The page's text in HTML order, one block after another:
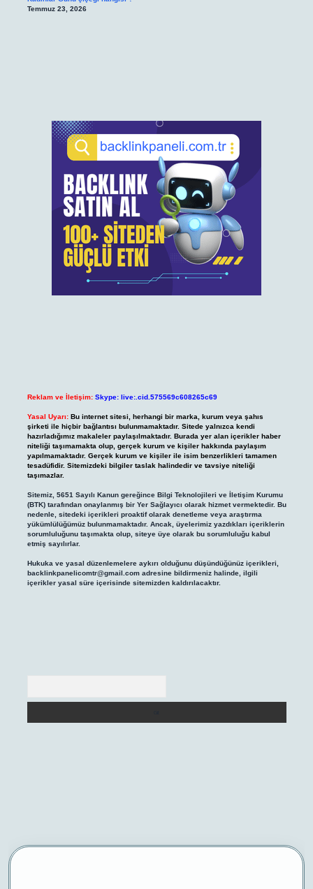
Temmuz 23, 2026
Reklam ve İletişim: Skype: live:.cid.575569c608265c69
Yasal Uyarı: Bu internet sitesi, herhangi bir marka, kurum veya şahıs
şirketi ile hiçbir bağlantısı bulunmamaktadır. Sitede yalnızca kendi
hazırladığımız makaleler paylaşılmaktadır. Burada yer alan içerikler haber
niteliği taşımamakta olup, gerçek kurum ve kişiler hakkında paylaşım
yapılmamaktadır. Gerçek kurum ve kişiler ile isim benzerlikleri tamamen
tesadüfidir. Sitemizdeki bilgiler taslak halindedir ve tavsiye niteliği
taşımazlar.
Sitemiz, 5651 Sayılı Kanun gereğince Bilgi Teknolojileri ve İletişim Kurumu
(BTK) tarafından onaylanmış bir Yer Sağlayıcı olarak hizmet vermektedir. Bu
nedenle, sitedeki içerikleri proaktif olarak denetleme veya araştırma
yükümlülüğümüz bulunmamaktadır. Ancak, üyelerimiz yazdıkları içeriklerin
sorumluluğunu taşımakta olup, siteye üye olarak bu sorumluluğu kabul
etmiş sayılırlar.
Hukuka ve yasal düzenlemelere aykırı olduğunu düşündüğünüz içerikleri,
backlinkpanelicomtr@gmail.comadresine bildirmeniz halinde, ilgili
içerikler yasal süre içerisinde sitemizden kaldırılacaktır.